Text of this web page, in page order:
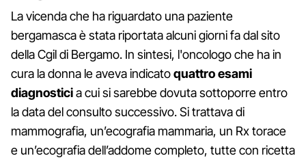
La vicenda che ha riguardato una paziente
bergamasca è stata riportata alcuni giorni fa dal sito
della Cgil di Bergamo. In sintesi, l'oncologo che ha in
cura la donna le aveva indicatoquattro esami
diagnosticia cui si sarebbe dovuta sottoporre entro
la data del consulto successivo. Si trattava di
mammografia, un’ecografia mammaria, un Rx torace
e un’ecografia dell’addome completo, tutte con ricetta